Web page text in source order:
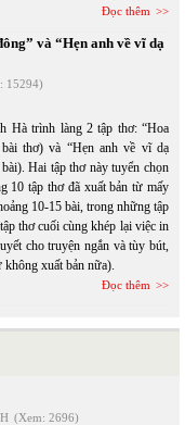
Đọc thêm
và “Hẹn anh về vĩ dạ
15294)
Hà trình làng 2 tập thơ: “Hoa
thơ) và “Hẹn anh về vĩ dạ
Hai tập thơ này tuyển chọn
10 tập thơ đã xuất bản từ mấy
10-15 bài, trong những tập
thơ cuối cùng khép lại việc in
cho truyện ngắn và tùy bút,
xuất bản nữa).
Đọc thêm
(Xem: 2696)